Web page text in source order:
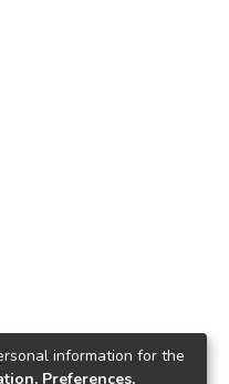
information for the
Preferences,